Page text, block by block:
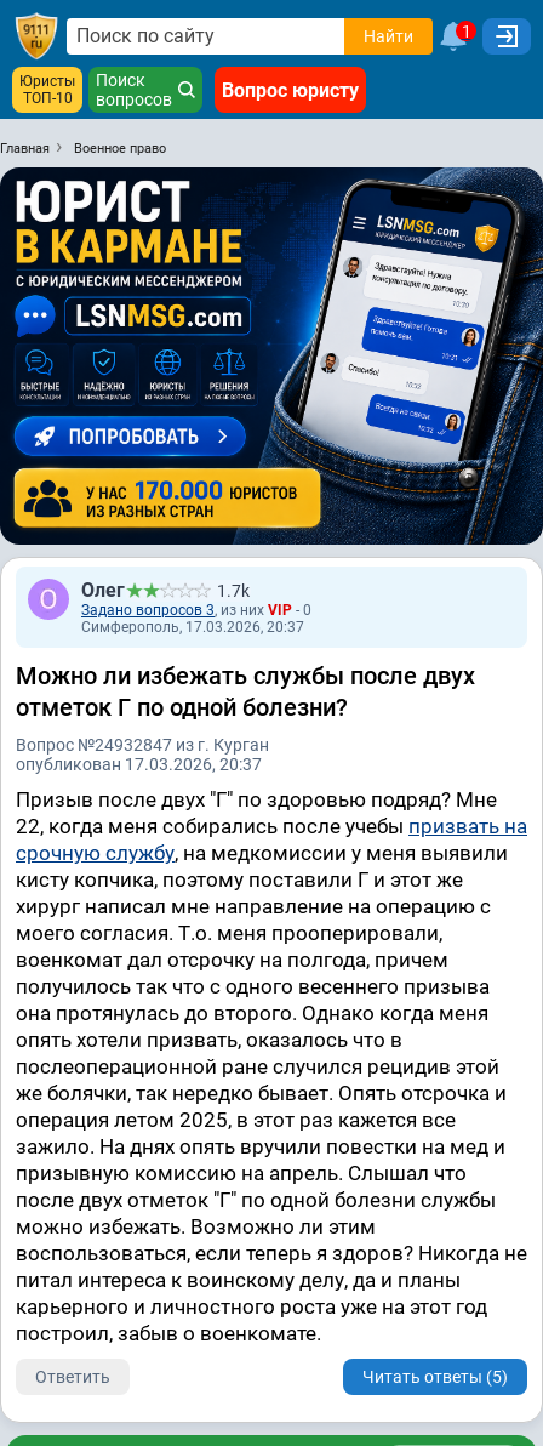
Найти 1
Юристы
ТОП-10
Поиск
вопросов
Вопрос юристу
Главная Военное право
Олег 1.7k
Задано вопросов 3, из них VIP - 0
Симферополь, 17.03.2026, 20:37
Можно ли избежать службы после двух
отметок Г по одной болезни?
Вопрос №24932847 из г. Курган
опубликован 17.03.2026, 20:37
Призыв после двух "Г" по здоровью подряд? Мне
22, когда меня собирались после учебы призвать на
срочную службу, на медкомиссии у меня выявили
кисту копчика, поэтому поставили Г и этот же
хирург написал мне направление на операцию с
моего согласия. Т.о. меня прооперировали,
военкомат дал отсрочку на полгода, причем
получилось так что с одного весеннего призыва
она протянулась до второго. Однако когда меня
опять хотели призвать, оказалось что в
послеоперационной ране случился рецидив этой
же болячки, так нередко бывает. Опять отсрочка и
операция летом 2025, в этот раз кажется все
зажило. На днях опять вручили повестки на мед и
призывную комиссию на апрель. Слышал что
после двух отметок "Г" по одной болезни службы
можно избежать. Возможно ли этим
воспользоваться, если теперь я здоров? Никогда не
питал интереса к воинскому делу, да и планы
карьерного и личностного роста уже на этот год
построил, забыв о военкомате.
Ответить Читать ответы (5)